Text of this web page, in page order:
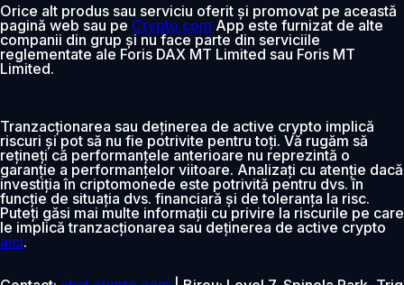
Orice alt produs sau serviciu oferit și promovat pe această
pagină web sau pe Crypto.com App este furnizat de alte
companii din grup și nu face parte din serviciile
reglementate ale Foris DAX MT Limited sau Foris MT
Limited.
Tranzacționarea sau deținerea de active crypto implică
riscuri și pot să nu fie potrivite pentru toți. Vă rugăm să
rețineți că performanțele anterioare nu reprezintă o
garanție a performanțelor viitoare. Analizați cu atenție dacă
investiția în criptomonede este potrivită pentru dvs. în
funcție de situația dvs. financiară și de toleranța la risc.
Puteți găsi mai multe informații cu privire la riscurile pe care
le implică tranzacționarea sau deținerea de active crypto
aici.